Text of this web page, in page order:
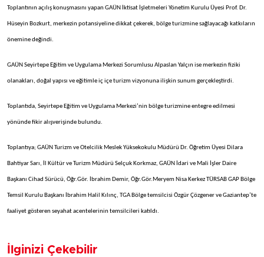
Toplantının açılış konuşmasını yapan GAÜN İktisat İşletmeleri Yönetim Kurulu Üyesi Prof. Dr.
Hüseyin Bozkurt, merkezin potansiyeline dikkat çekerek, bölge turizmine sağlayacağı katkıların
önemine değindi.
GAÜN Seyirtepe Eğitim ve Uygulama Merkezi Sorumlusu Alpaslan Yalçın ise merkezin fiziki
olanakları, doğal yapısı ve eğitimle iç içe turizm vizyonuna ilişkin sunum gerçekleştirdi.
Toplantıda, Seyirtepe Eğitim ve Uygulama Merkezi’nin bölge turizmine entegre edilmesi
yönünde fikir alışverişinde bulundu.
Toplantıya; GAÜN Turizm ve Otelcilik Meslek Yüksekokulu Müdürü Dr. Öğretim Üyesi Dilara
Bahtiyar Sarı, İl Kültür ve Turizm Müdürü Selçuk Korkmaz, GAÜN İdari ve Mali İşler Daire
Başkanı Cihad Sürücü, Öğr.Gör. İbrahim Demir, Öğr.Gör.Meryem Nisa Kerkez TÜRSAB GAP Bölge
Temsil Kurulu Başkanı İbrahim Halil Kılınç, TGA Bölge temsilcisi Özgür Çözgener ve Gaziantep’te
faaliyet gösteren seyahat acentelerinin temsilcileri katıldı.
İlginizi Çekebilir